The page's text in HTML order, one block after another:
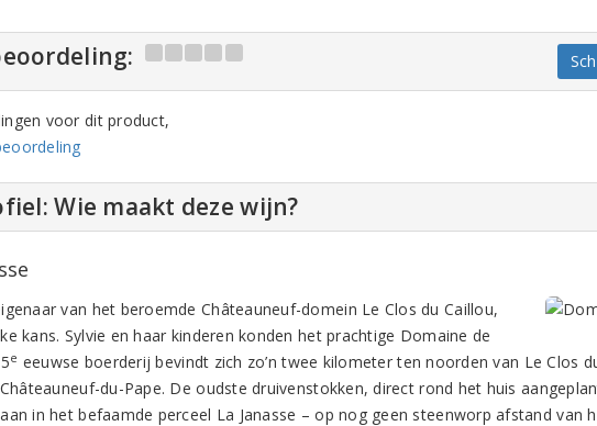
voor dit product,
Wie maakt deze wijn?
van het beroemde Châteauneuf-domein Le Clos du Caillou,
kans. Sylvie en haar kinderen konden het prachtige Domaine de
e eeuwse boerderij bevindt zich zo’n twee kilometer ten noorden van Le Clos
du-Pape. De oudste druivenstokken, direct rond het huis
in het befaamde perceel La Janasse – op nog geen steenworp afstand van